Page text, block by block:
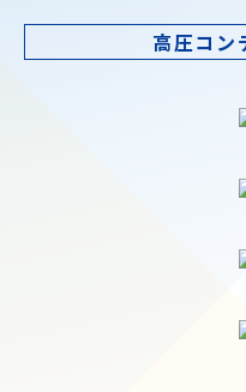
高圧コン